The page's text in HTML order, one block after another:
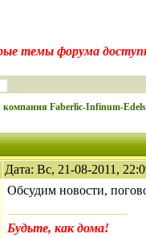
темы форума
компания Faberlic-Infinum-
Дата: Вс, 21-08-2011,
Обсудим новости,
Будьте, как дома!